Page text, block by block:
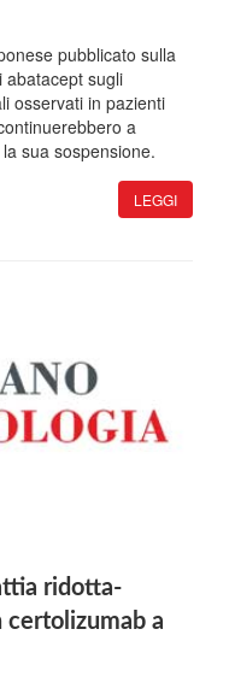
pubblicato sulla
abatacept sugli
osservati in pazienti
a
sua sospensione.
LEGGI
ridotta-
certolizumab a